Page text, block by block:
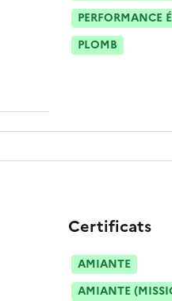
PERFORMANCE
PLOMB
Certificats
AMIANTE
AMIANTE